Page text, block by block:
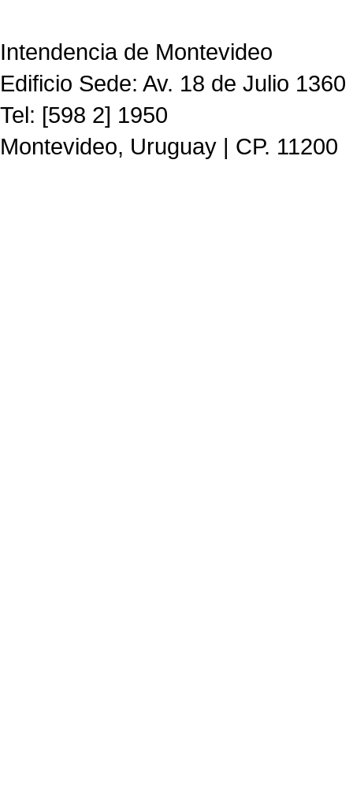
Intendencia de Montevideo
Edificio Sede: Av. 18 de Julio 1360
Tel: [598 2] 1950
Montevideo, Uruguay | CP. 11200